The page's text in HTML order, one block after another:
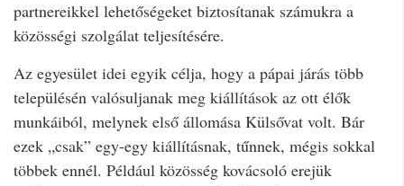
partnereikkel lehetőségeket biztosítanak számukra a
közösségi szolgálat teljesítésére.
Az egyesület idei egyik célja, hogy a pápai járás több
településén valósuljanak meg kiállítások az ott élők
munkáiból, melynek első állomása Külsővat volt. Bár
ezek „csak” egy-egy kiállításnak, tűnnek, mégis sokkal
többek ennél. Például közösség kovácsoló erejük